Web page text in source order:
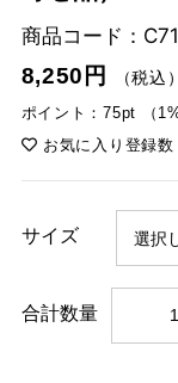
商品コード：
8,250円
（税込）
ポイント：75pt （1%
お気に入り登録数
サイズ
合計数量